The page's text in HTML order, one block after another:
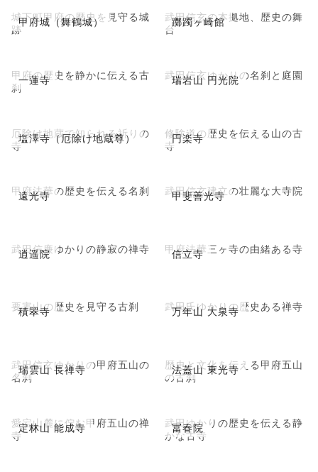
甲府城（舞鶴城）
城下町甲府の歴史を見守る城
跡
躑躅ヶ崎館
武田信玄の本拠地、歴史の舞
台
一蓮寺
甲府の歴史を静かに伝える古
刹
瑞岩山 円光院
武田信玄ゆかりの名刹と庭園
塩澤寺（厄除け地蔵尊）
厄除け地蔵で知られる祈りの
寺
円楽寺
修験道の歴史を伝える山の古
寺
遠光寺
甲府法華の歴史を伝える名刹 甲斐善光寺
武田信玄建立の壮麗な大寺院
逍遥院
武田信廉ゆかりの静寂の禅寺 信立寺
甲府法華三ヶ寺の由緒ある寺
積翠寺
要害山の歴史を見守る古刹 万年山 大泉寺
武田氏ゆかりの歴史ある禅寺
瑞雲山 長禅寺
武田信玄ゆかりの甲府五山の
名刹
法蓋山 東光寺
歴史と文化を伝える甲府五山
の古刹
定林山 能成寺
愛宕山麓に佇む甲府五山の禅
寺
冨春院
武田ゆかりの歴史を伝える静
かな古寺